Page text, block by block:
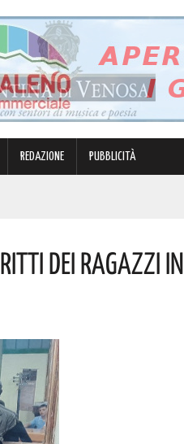
REDAZIONE PUBBLICITÀ
Dei Ragazzi In